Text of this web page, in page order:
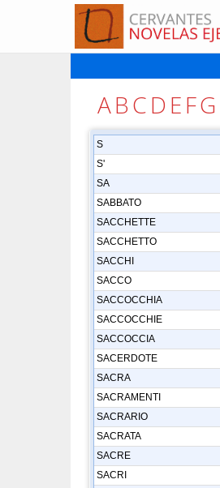
ABCD EFG
S
S'
SA
SABBATO
SACCHETTE
SACCHETTO
SACCHI
SACCO
SACCOCCHIA
SACCOCCHIE
SACCOCCIA
SACERDOTE
SACRA
SACRAMENTI
SACRARIO
SACRATA
SACRE
SACRI